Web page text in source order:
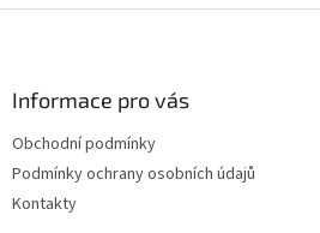
Informace pro vás
Obchodní podmínky
Podmínky ochrany osobních údajů
Kontakty